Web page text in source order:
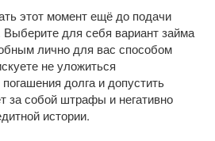
этот момент ещё до подачи
для себя вариант займа
лично для вас способом
не уложиться
долга и допустить
за собой штрафы и негативно
истории.